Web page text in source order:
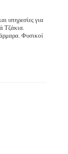
υπηρεσίες για
Τζάκια.
Φυσικοί